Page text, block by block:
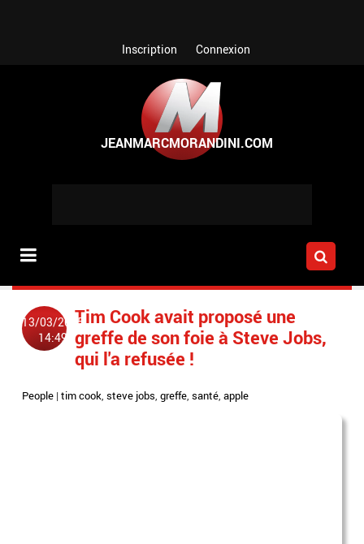
Inscription Connexion
13/03/2015
14:49
Tim Cook avait proposé une
greffe de son foie à Steve Jobs,
qui l'a refusée !
People |tim cook,steve jobs,greffe,santé,apple